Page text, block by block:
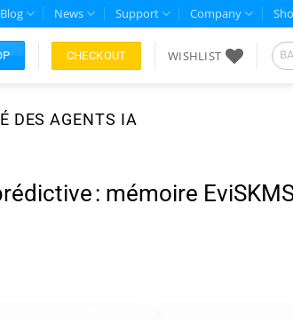
Blog News Support Company
CHECKOUT WISHLIST
DES AGENTS IA
: mémoire